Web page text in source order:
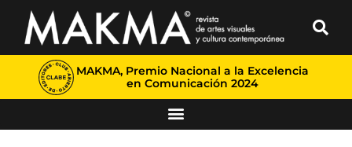
MAKMA, Premio Nacional a la Excelencia
en Comunicación 2024